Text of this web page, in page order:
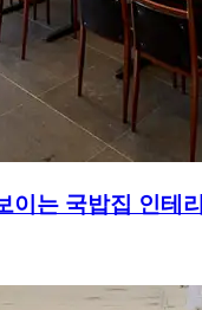
이는 국밥집 인테